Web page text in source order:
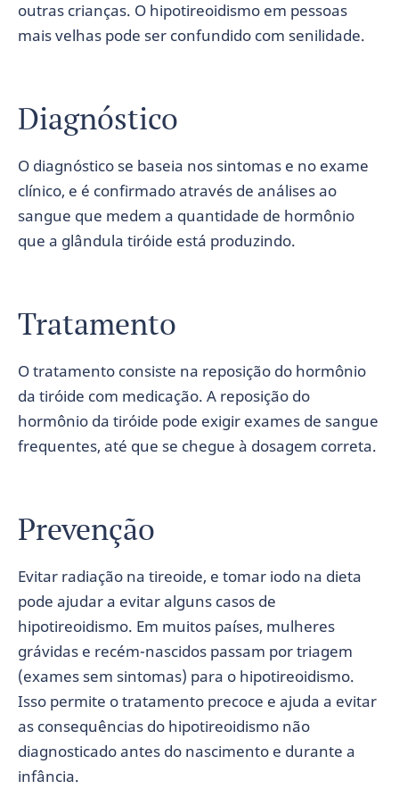
outras crianças. O hipotireoidismo em pessoas
mais velhas pode ser confundido com senilidade.
Diagnóstico
O diagnóstico se baseia nos sintomas e no exame
clínico, e é confirmado através de análises ao
sangue que medem a quantidade de hormônio
que a glândula tiróide está produzindo.
Tratamento
O tratamento consiste na reposição do hormônio
da tiróide com medicação. A reposição do
hormônio da tiróide pode exigir exames de sangue
frequentes, até que se chegue à dosagem correta.
Prevenção
Evitar radiação na tireoide, e tomar iodo na dieta
pode ajudar a evitar alguns casos de
hipotireoidismo. Em muitos países, mulheres
grávidas e recém-nascidos passam por triagem
(exames sem sintomas) para o hipotireoidismo.
Isso permite o tratamento precoce e ajuda a evitar
as consequências do hipotireoidismo não
diagnosticado antes do nascimento e durante a
infância.